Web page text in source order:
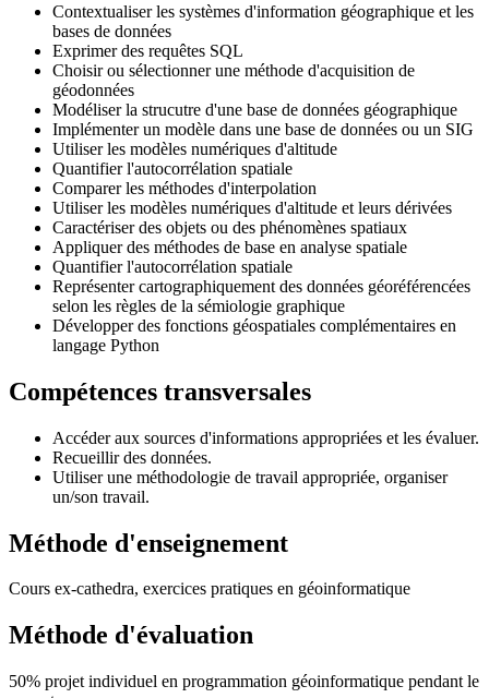
Contextualiser les systèmes d'information géographique et les
bases de données
Exprimer des requêtes SQL
Choisir ou sélectionner une méthode d'acquisition de
géodonnées
Modéliser la strucutre d'une base de données géographique
Implémenter un modèle dans une base de données ou un SIG
Utiliser les modèles numériques d'altitude
Quantifier l'autocorrélation spatiale
Comparer les méthodes d'interpolation
Utiliser les modèles numériques d'altitude et leurs dérivées
Caractériser des objets ou des phénomènes spatiaux
Appliquer des méthodes de base en analyse spatiale
Quantifier l'autocorrélation spatiale
Représenter cartographiquement des données géoréférencées
selon les règles de la sémiologie graphique
Développer des fonctions géospatiales complémentaires en
langage Python
Compétences transversales
Accéder aux sources d'informations appropriées et les évaluer.
Recueillir des données.
Utiliser une méthodologie de travail appropriée, organiser
un/son travail.
Méthode d'enseignement
Cours ex-cathedra, exercices pratiques en géoinformatique
Méthode d'évaluation
50% projet individuel en programmation géoinformatique pendant le